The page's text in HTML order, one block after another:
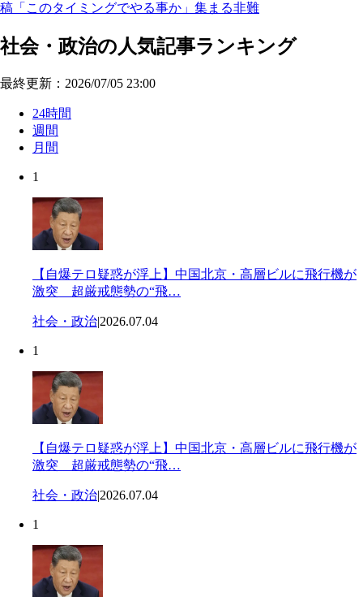
稿「このタイミングでやる事か」集まる非難
社会・政治の人気記事ランキング
最終更新：2026/07/05 23:00
24時間
週間
月間
1
【自爆テロ疑惑が浮上】中国北京・高層ビルに飛行機が
激突 超厳戒態勢の“飛…
社会・政治|2026.07.04
1
【自爆テロ疑惑が浮上】中国北京・高層ビルに飛行機が
激突 超厳戒態勢の“飛…
社会・政治|2026.07.04
1